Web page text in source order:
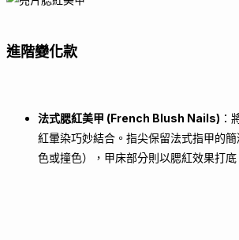
進階變化款
法式腮紅美甲 (French Blush Nails) ：
紅暈染巧妙結合。指尖保留法式指甲的
色或撞色），甲床部分則以腮紅效果打底